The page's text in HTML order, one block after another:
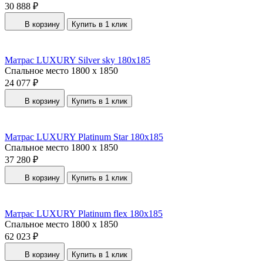
30 888 ₽
В корзину Купить в 1 клик
Матрас LUXURY Silver sky 180x185
Спальное место 1800 x 1850
24 077 ₽
В корзину Купить в 1 клик
Матрас LUXURY Platinum Star 180x185
Спальное место 1800 x 1850
37 280 ₽
В корзину Купить в 1 клик
Матрас LUXURY Platinum flex 180x185
Спальное место 1800 x 1850
62 023 ₽
В корзину Купить в 1 клик